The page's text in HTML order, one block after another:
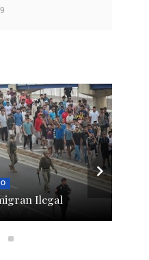
Ilegal